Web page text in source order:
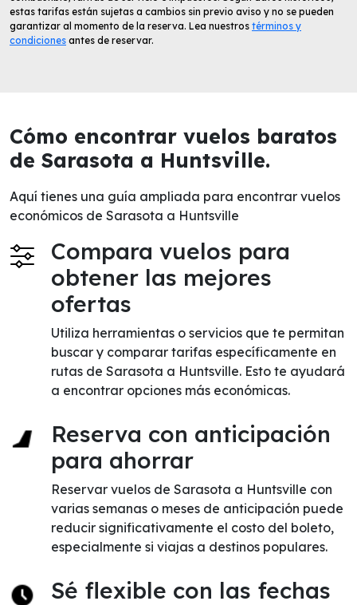
estas tarifas están sujetas a cambios sin previo aviso y no se pueden
garantizar al momento de la reserva. Lea nuestros términos y
condiciones antes de reservar.
Cómo encontrar vuelos baratos
de Sarasota a Huntsville.
Aquí tienes una guía ampliada para encontrar vuelos
económicos de Sarasota a Huntsville
Compara vuelos para
obtener las mejores
ofertas
Utiliza herramientas o servicios que te permitan
buscar y comparar tarifas específicamente en
rutas de Sarasota a Huntsville. Esto te ayudará
a encontrar opciones más económicas.
Reserva con anticipación
para ahorrar
Reservar vuelos de Sarasota a Huntsville con
varias semanas o meses de anticipación puede
reducir significativamente el costo del boleto,
especialmente si viajas a destinos populares.
Sé flexible con las fechas